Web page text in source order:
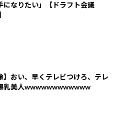
になりたい」【ドラフト会議
】おい、早くテレビつけろ、テレ
乳美人wwwwwwwwwwww